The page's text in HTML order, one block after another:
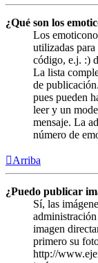
¿Qué son los
Los
utilizadas
código, e.j. :)
La lista
de
pues pueden
leer y un
mensaje. La
número de
Arriba
¿Puedo publicar
Sí, las
imagen
primero su
http://